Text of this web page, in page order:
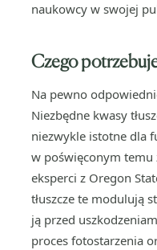
naukowcy w swojej
Czego
Na pewno
Niezbędne kwasy
niezwykle istotne dla
w poświęconym
eksperci z Oregon
tłuszcze te modulują
ją przed
proces fotostarzenia